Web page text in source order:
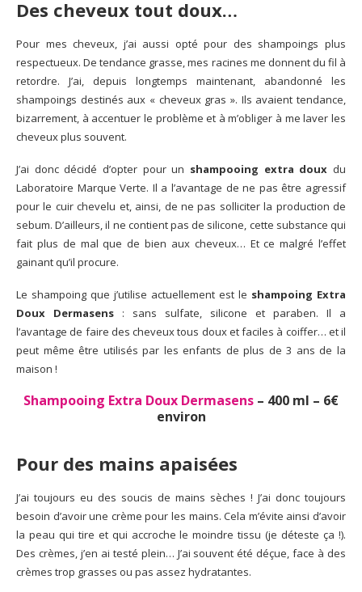
Des cheveux tout doux…
Pour mes cheveux, j’ai aussi opté pour des shampoings plus
respectueux. De tendance grasse, mes racines me donnent du fil à
retordre. J’ai, depuis longtemps maintenant, abandonné les
shampoings destinés aux « cheveux gras ». Ils avaient tendance,
bizarrement, à accentuer le problème et à m’obliger à me laver les
cheveux plus souvent.
J’ai donc décidé d’opter pour un shampooing extra doux du
Laboratoire Marque Verte. Il a l’avantage de ne pas être agressif
pour le cuir chevelu et, ainsi, de ne pas solliciter la production de
sebum. D’ailleurs, il ne contient pas de silicone, cette substance qui
fait plus de mal que de bien aux cheveux… Et ce malgré l’effet
gainant qu’il procure.
Le shampoing que j’utilise actuellement est le shampoing Extra
Doux Dermasens : sans sulfate, silicone et paraben. Il a
l’avantage de faire des cheveux tous doux et faciles à coiffer… et il
peut même être utilisés par les enfants de plus de 3 ans de la
maison !
Shampooing Extra Doux Dermasens – 400 ml – 6€
environ
Pour des mains apaisées
J’ai toujours eu des soucis de mains sèches ! J’ai donc toujours
besoin d’avoir une crème pour les mains. Cela m’évite ainsi d’avoir
la peau qui tire et qui accroche le moindre tissu (je déteste ça !).
Des crèmes, j’en ai testé plein… J’ai souvent été déçue, face à des
crèmes trop grasses ou pas assez hydratantes.